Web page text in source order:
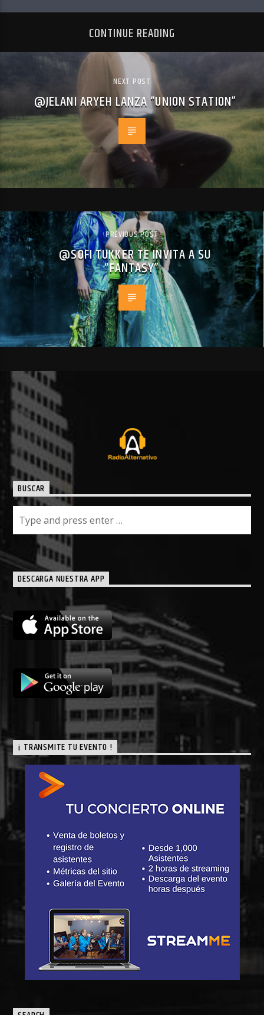
CONTINUE READING
NEXT POST
@JELANI ARYEH LANZA “UNION STATION”
PREVIOUS POST
@SOFI TUKKER TE INVITA A SU
“FANTASY”
BUSCAR
DESCARGA NUESTRA APP
¡ TRANSMITE TU EVENTO !